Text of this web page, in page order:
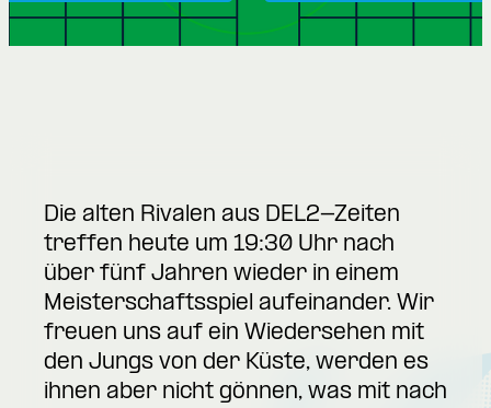
Die alten Rivalen aus DEL2-Zeiten
treffen heute um 19:30 Uhr nach
über fünf Jahren wieder in einem
Meisterschaftsspiel aufeinander. Wir
freuen uns auf ein Wiedersehen mit
den Jungs von der Küste, werden es
ihnen aber nicht gönnen, was mit nach